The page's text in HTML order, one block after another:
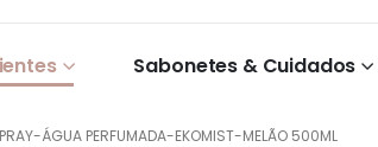
Sabonetes & Cuidados
ÁGUA PERFUMADA-EKOMIST-MELÃO 500ML